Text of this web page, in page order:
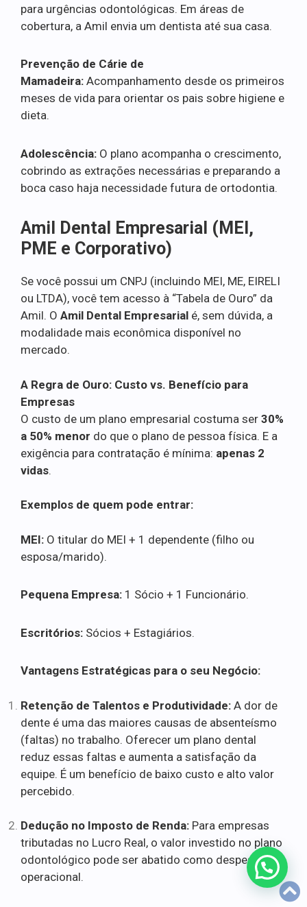
para urgências odontológicas. Em áreas de
cobertura, a Amil envia um dentista até sua casa.
Prevenção de Cárie de
Mamadeira: Acompanhamento desde os primeiros
meses de vida para orientar os pais sobre higiene e
dieta.
Adolescência: O plano acompanha o crescimento,
cobrindo as extrações necessárias e preparando a
boca caso haja necessidade futura de ortodontia.
Amil Dental Empresarial (MEI,
PME e Corporativo)
Se você possui um CNPJ (incluindo MEI, ME, EIRELI
ou LTDA), você tem acesso à “Tabela de Ouro” da
Amil. O Amil Dental Empresarial é, sem dúvida, a
modalidade mais econômica disponível no
mercado.
A Regra de Ouro: Custo vs. Benefício para
Empresas
O custo de um plano empresarial costuma ser 30%
a 50% menor do que o plano de pessoa física. E a
exigência para contratação é mínima: apenas 2
vidas.
Exemplos de quem pode entrar:
MEI: O titular do MEI + 1 dependente (filho ou
esposa/marido).
Pequena Empresa: 1 Sócio + 1 Funcionário.
Escritórios: Sócios + Estagiários.
Vantagens Estratégicas para o seu Negócio:
Retenção de Talentos e Produtividade: A dor de
dente é uma das maiores causas de absenteísmo
(faltas) no trabalho. Oferecer um plano dental
reduz essas faltas e aumenta a satisfação da
equipe. É um benefício de baixo custo e alto valor
percebido.
Dedução no Imposto de Renda: Para empresas
tributadas no Lucro Real, o valor investido no plano
odontológico pode ser abatido como despesa
operacional.